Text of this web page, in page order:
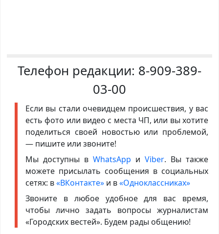
Телефон редакции: 8-909-389-
03-00
Если вы стали очевидцем происшествия, у вас
есть фото или видео с места ЧП, или вы хотите
поделиться своей новостью или проблемой,
— пишите или звоните!
Мы доступны в WhatsApp иViber. Вы также
можете присылать сообщения в социальных
сетях: в«ВКонтакте»и в«Одноклассниках»
Звоните в любое удобное для вас время,
чтобы лично задать вопросы журналистам
«Городских вестей». Будем рады общению!